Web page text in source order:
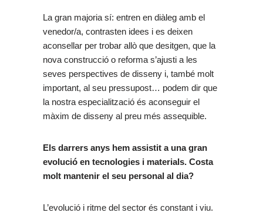
La gran majoria sí: entren en diàleg amb el
venedor/a, contrasten idees i es deixen
aconsellar per trobar allò que desitgen, que la
nova construcció o reforma s’ajusti a les
seves perspectives de disseny i, també molt
important, al seu pressupost… podem dir que
la nostra especialització és aconseguir el
màxim de disseny al preu més assequible.
Els darrers anys hem assistit a una gran
evolució en tecnologies i materials. Costa
molt mantenir el seu personal al dia?
L’evolució i ritme del sector és constant i viu.